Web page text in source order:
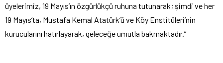
üyelerimiz, 19 Mayıs’ın özgürlükçü ruhuna tutunarak; şimdi ve her
19 Mayıs’ta, Mustafa Kemal Atatürk’ü ve Köy Enstitüleri’nin
kurucularını hatırlayarak, geleceğe umutla bakmaktadır.”